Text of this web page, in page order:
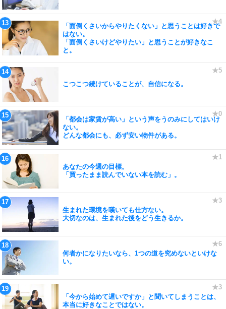
「面倒くさいからやりたくない」と思うことは好きで
はない。
「面倒くさいけどやりたい」と思うことが好きなこ
と。
こつこつ続けていることが、自信になる。
「都会は家賃が高い」という声をうのみにしてはいけ
ない。
どんな都会にも、必ず安い物件がある。
あなたの今週の目標。
「買ったまま読んでいない本を読む」。
生まれた環境を嘆いても仕方ない。
大切なのは、生まれた後をどう生きるか。
何者かになりたいなら、1つの道を究めないといけな
い。
「今から始めて遅いですか」と聞いてしまうことは、
本当に好きなことではない。